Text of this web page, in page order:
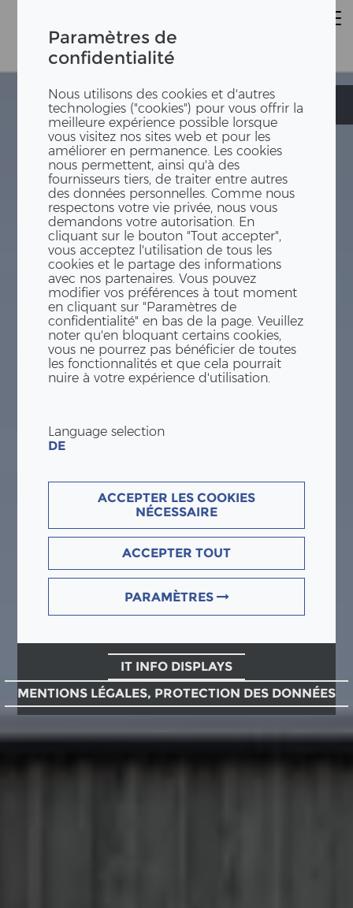
Paramètres de
confidentialité
Nous utilisons des cookies et d'autres
technologies ("cookies") pour vous offrir la
meilleure expérience possible lorsque
vous visitez nos sites web et pour les
améliorer en permanence. Les cookies
nous permettent, ainsi qu'à des
fournisseurs tiers, de traiter entre autres
des données personnelles. Comme nous
respectons votre vie privée, nous vous
demandons votre autorisation. En
cliquant sur le bouton "Tout accepter",
vous acceptez l'utilisation de tous les
cookies et le partage des informations
avec nos partenaires. Vous pouvez
modifier vos préférences à tout moment
en cliquant sur "Paramètres de
confidentialité" en bas de la page. Veuillez
noter qu'en bloquant certains cookies,
vous ne pourrez pas bénéficier de toutes
les fonctionnalités et que cela pourrait
nuire à votre expérience d'utilisation.
Language selection
DE
ACCEPTER LES COOKIES
NÉCESSAIRE
ACCEPTER TOUT
PARAMÈTRES
IT INFO DISPLAYS
MENTIONS LÉGALES, PROTECTION DES DONNÉES
Ecole primaire
Ecole primaire